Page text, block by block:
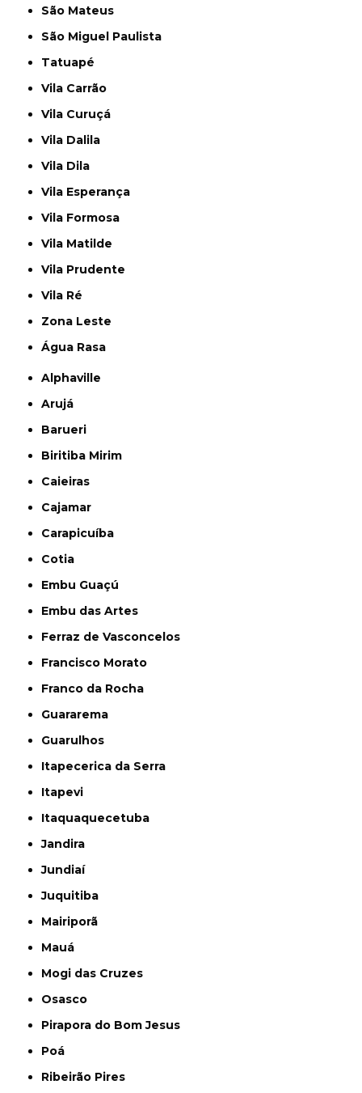
São Mateus
São Miguel Paulista
Tatuapé
Vila Carrão
Vila Curuçá
Vila Dalila
Vila Dila
Vila Esperança
Vila Formosa
Vila Matilde
Vila Prudente
Vila Ré
Zona Leste
Água Rasa
Alphaville
Arujá
Barueri
Biritiba Mirim
Caieiras
Cajamar
Carapicuíba
Cotia
Embu Guaçú
Embu das Artes
Ferraz de Vasconcelos
Francisco Morato
Franco da Rocha
Guararema
Guarulhos
Itapecerica da Serra
Itapevi
Itaquaquecetuba
Jandira
Jundiaí
Juquitiba
Mairiporã
Mauá
Mogi das Cruzes
Osasco
Pirapora do Bom Jesus
Poá
Ribeirão Pires